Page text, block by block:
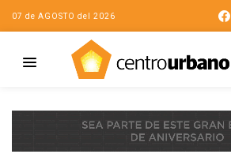
07 de AGOSTO del 2026